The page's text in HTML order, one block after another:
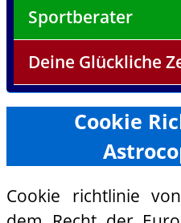
Sportberater
Deine Glückliche
Cookie
Cookie richtlinie